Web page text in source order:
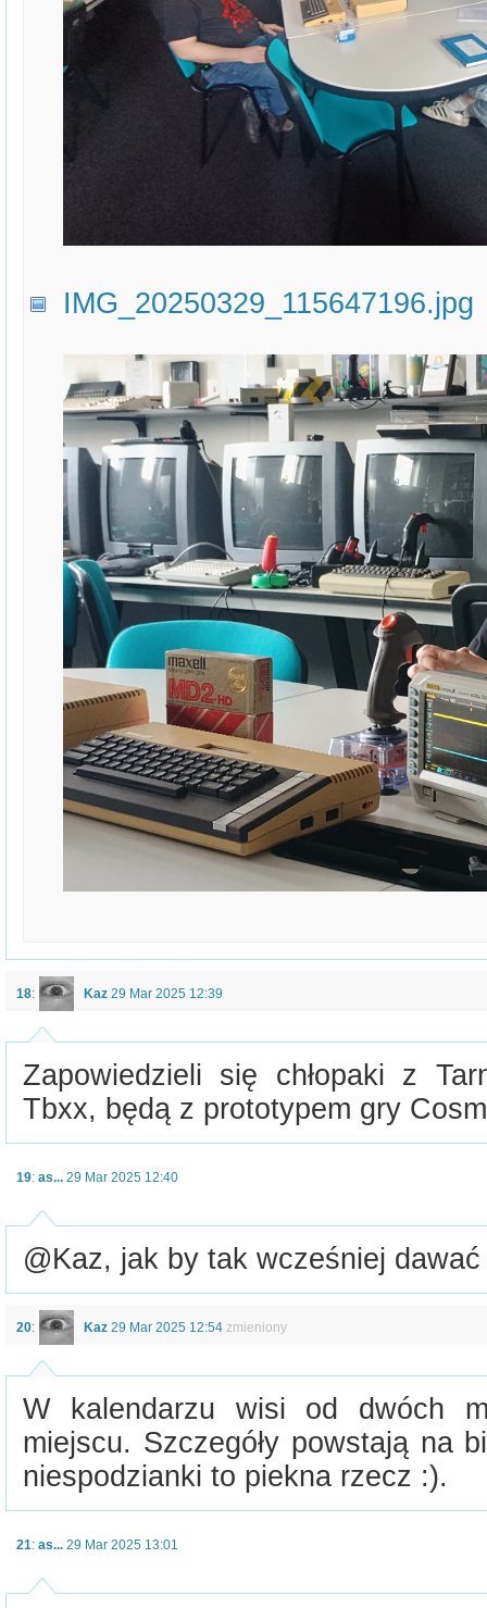
IMG_20250329_115647196.jpg
18: Kaz 29 Mar 2025 12:39
Zapowiedzieli się chłopaki z
Tbxx, będą z prototypem gry
19: as... 29 Mar 2025 12:40
@Kaz, jak by tak wcześniej
20: Kaz 29 Mar 2025 12:54 zmieniony
W kalendarzu wisi od dwóch
miejscu. Szczegóły powstają na
niespodzianki to piekna rzecz :).
21: as... 29 Mar 2025 13:01